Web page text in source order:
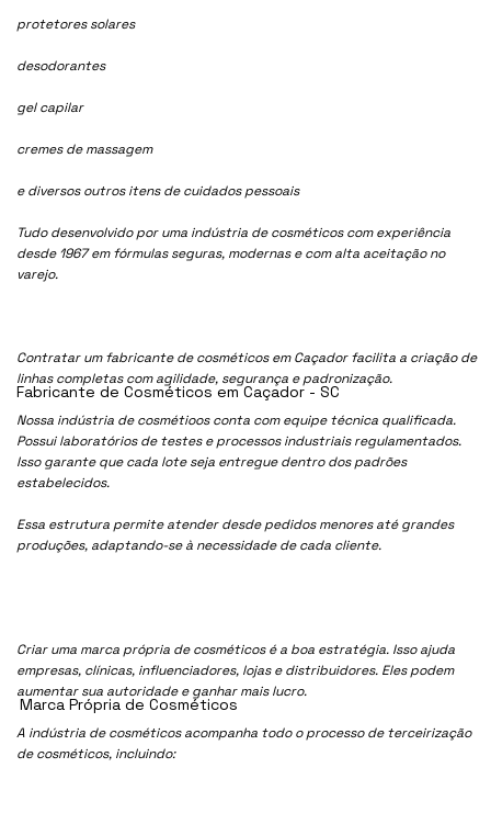
protetores solares
desodorantes
gel capilar
cremes de massagem
e diversos outros itens de cuidados pessoais
Tudo desenvolvido por uma indústria de cosméticos com experiência
desde 1967 em fórmulas seguras, modernas e com alta aceitação no
varejo.
Contratar um fabricante de cosméticos em Caçador facilita a criação de
linhas completas com agilidade, segurança e padronização.
Nossa indústria de cosmétioos conta com equipe técnica qualificada.
Possui laboratórios de testes e processos industriais regulamentados.
Isso garante que cada lote seja entregue dentro dos padrões
estabelecidos.
Essa estrutura permite atender desde pedidos menores até grandes
produções, adaptando-se à necessidade de cada cliente.
Criar uma marca própria de cosméticos é a boa estratégia. Isso ajuda
empresas, clínicas, influenciadores, lojas e distribuidores. Eles podem
aumentar sua autoridade e ganhar mais lucro.
A indústria de cosméticos acompanha todo o processo de terceirização
de cosméticos, incluindo:
Fabricante de Cosméticos em Caçador - SC
Marca Própria de Cosméticos